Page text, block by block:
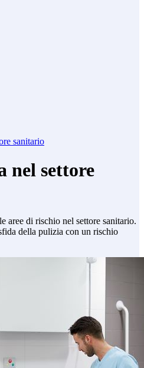
sanitario
nel settore
aree di rischio nel settore sanitario.
della pulizia con un rischio